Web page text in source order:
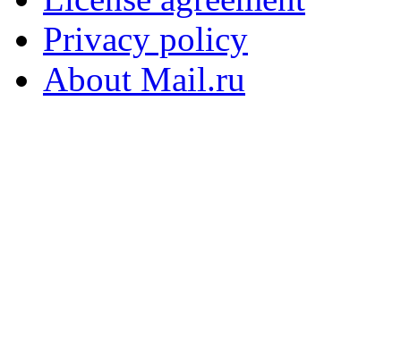
Privacy policy
About Mail.ru